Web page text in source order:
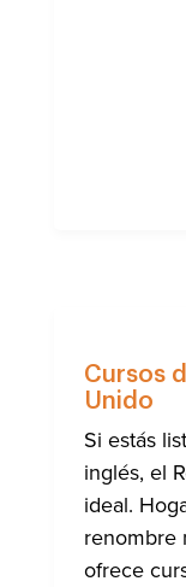
Cursos
Unido
Si estás
inglés, el
ideal.
renombre
ofrece